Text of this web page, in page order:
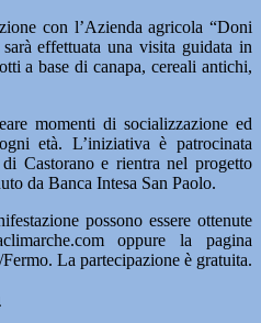
con l’Azienda agricola “Doni
effettuata una visita guidata in
a base di canapa, cereali antichi,
momenti di socializzazione ed
età. L’iniziativa è patrocinata
Castorano e rientra nel progetto
da Banca Intesa San Paolo.
possono essere ottenute
oppure la pagina
La partecipazione è gratuita.